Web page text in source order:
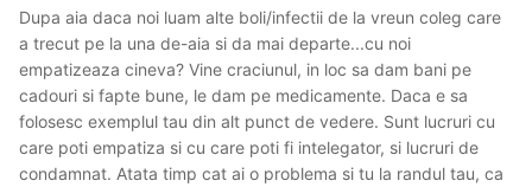
Dupa aia daca noi luam alte boli/infectii de la vreun coleg care
a trecut pe la una de-aia si da mai departe...cu noi
empatizeaza cineva? Vine craciunul, in loc sa dam bani pe
cadouri si fapte bune, le dam pe medicamente. Daca e sa
folosesc exemplul tau din alt punct de vedere. Sunt lucruri cu
care poti empatiza si cu care poti fi intelegator, si lucruri de
condamnat. Atata timp cat ai o problema si tu la randul tau, ca